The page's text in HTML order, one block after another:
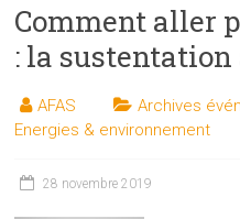
Comment aller
: la
AFAS Archives
Energies & environnement
28 novembre 2019